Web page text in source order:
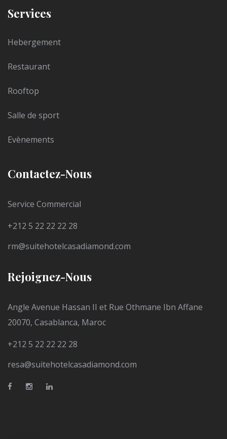
Services
Hebergement
Restaurant
Rooftop
Salle de sport
Evènements
Contactez-Nous
Service Commercial
+212 5 22 22 22 28
rm@suitehotelcasadiamond.com
Rejoignez-Nous
Angle Avenue Hassan II et Rue Othmane Ibn Affane
20070, Casablanca, Maroc
+212 5 22 22 22 28
resa@suitehotelcasadiamond.com